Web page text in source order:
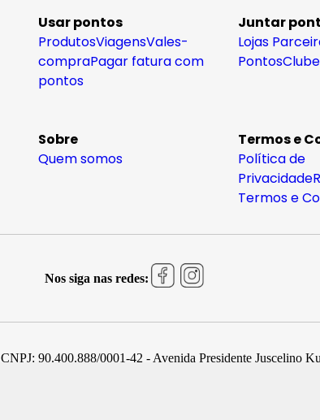
Usar pontos
ProdutosViagensVales-
compraPagar fatura com
pontos
Juntar
Lojas
PontosClube
Sobre
Quem somos
Termos e
Política de
Privacidade
Termos e
Nos siga nas redes:
90.400.888/0001-42 - Avenida Presidente Juscelino